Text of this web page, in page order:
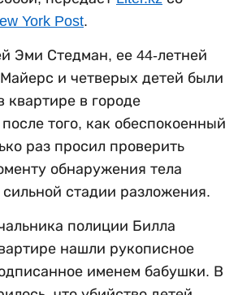
York Post.
Эми Стедман, ее 44-летней
и четверых детей были
квартире в городе
того, как обеспокоенный
раз просил проверить
обнаружения тела
стадии разложения.
полиции Билла
нашли рукописное
именем бабушки. В